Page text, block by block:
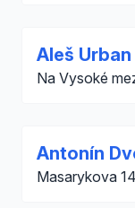
Aleš
Na Vysoké
Antonín
Masarykova